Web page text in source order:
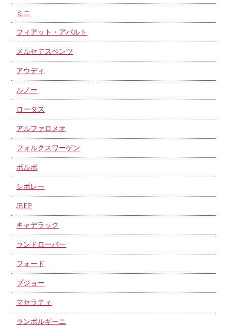
ミニ
フィアット・アバルト
メルセデスベンツ
アウディ
ルノー
ロータス
アルファロメオ
フォルクスワーゲン
ボルボ
シボレー
JEEP
キャデラック
ランドローバー
フォード
プジョー
マセラティ
ランボルギーニ